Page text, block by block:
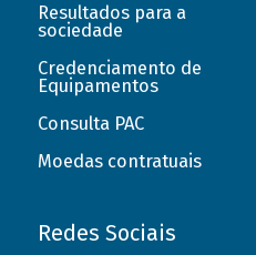
Resultados para a
sociedade
Credenciamento de
Equipamentos
Consulta PAC
Moedas contratuais
Redes Sociais